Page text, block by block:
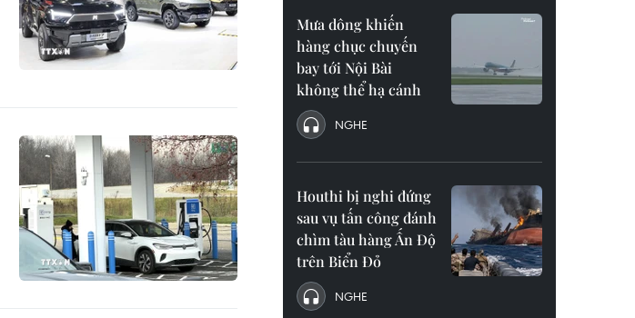
Mưa dông khiến
hàng chục chuyến
bay tới Nội Bài
không thể hạ cánh
NGHE
Houthi bị nghi đứng
sau vụ tấn công đánh
chìm tàu hàng Ấn Độ
trên Biển Đỏ
NGHE